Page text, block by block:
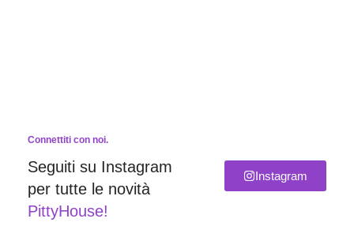
Connettiti con noi.
Seguiti su Instagram
per tutte le novità
PittyHouse!
Instagram